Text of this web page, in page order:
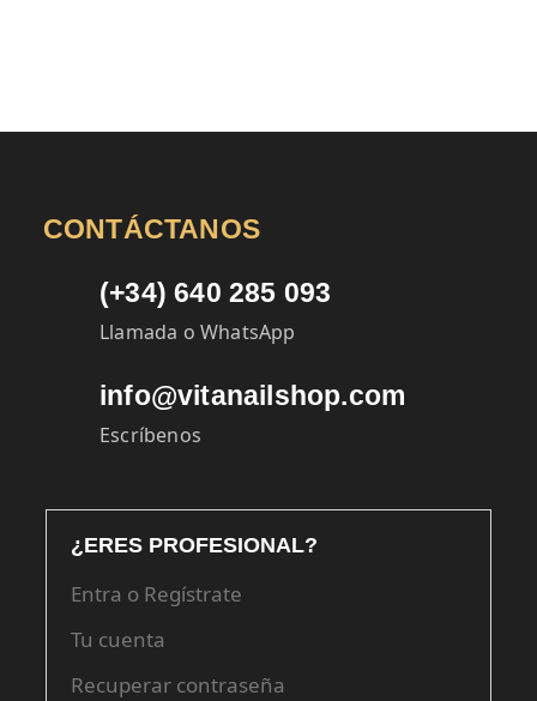
CONTÁCTANOS
(+34) 640 285 093
Llamada o WhatsApp
info@vitanailshop.com
Escríbenos
¿ERES PROFESIONAL?
Entra o Regístrate
Tu cuenta
Recuperar contraseña